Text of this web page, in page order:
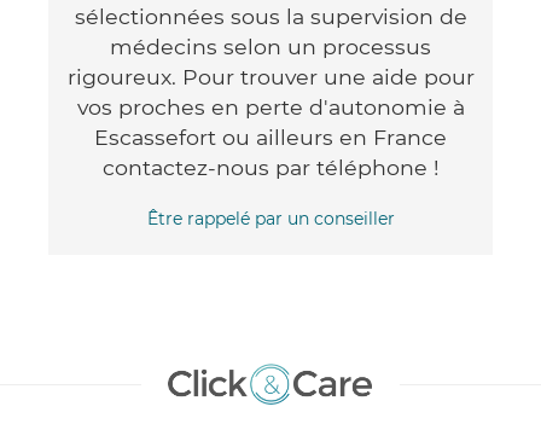
sélectionnées sous la supervision de
médecins selon un processus
rigoureux. Pour trouver une aide pour
vos proches en perte d'autonomie à
Escassefort ou ailleurs en France
contactez-nous par téléphone !
Être rappelé par un conseiller